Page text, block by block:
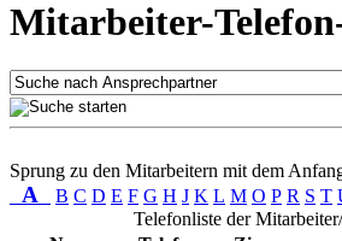
Mitarbeiter-
Sprung zu den Mitarbeitern mit dem
A B C D E F G H J K L M O P R S T
Telefonliste der